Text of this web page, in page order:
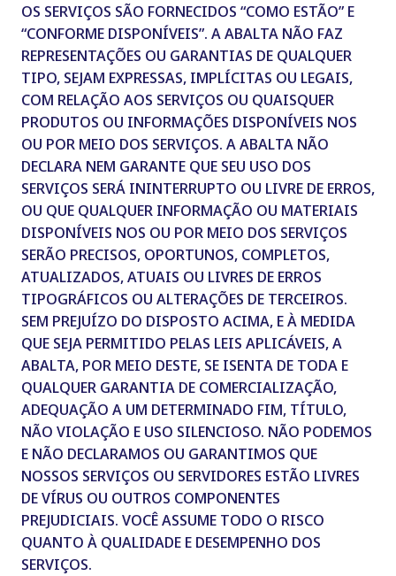
OS SERVIÇOS SÃO FORNECIDOS “COMO ESTÃO” E
“CONFORME DISPONÍVEIS”. A ABALTA NÃO FAZ
REPRESENTAÇÕES OU GARANTIAS DE QUALQUER
TIPO, SEJAM EXPRESSAS, IMPLÍCITAS OU LEGAIS,
COM RELAÇÃO AOS SERVIÇOS OU QUAISQUER
PRODUTOS OU INFORMAÇÕES DISPONÍVEIS NOS
OU POR MEIO DOS SERVIÇOS. A ABALTA NÃO
DECLARA NEM GARANTE QUE SEU USO DOS
SERVIÇOS SERÁ ININTERRUPTO OU LIVRE DE ERROS,
OU QUE QUALQUER INFORMAÇÃO OU MATERIAIS
DISPONÍVEIS NOS OU POR MEIO DOS SERVIÇOS
SERÃO PRECISOS, OPORTUNOS, COMPLETOS,
ATUALIZADOS, ATUAIS OU LIVRES DE ERROS
TIPOGRÁFICOS OU ALTERAÇÕES DE TERCEIROS.
SEM PREJUÍZO DO DISPOSTO ACIMA, E À MEDIDA
QUE SEJA PERMITIDO PELAS LEIS APLICÁVEIS, A
ABALTA, POR MEIO DESTE, SE ISENTA DE TODA E
QUALQUER GARANTIA DE COMERCIALIZAÇÃO,
ADEQUAÇÃO A UM DETERMINADO FIM, TÍTULO,
NÃO VIOLAÇÃO E USO SILENCIOSO. NÃO PODEMOS
E NÃO DECLARAMOS OU GARANTIMOS QUE
NOSSOS SERVIÇOS OU SERVIDORES ESTÃO LIVRES
DE VÍRUS OU OUTROS COMPONENTES
PREJUDICIAIS. VOCÊ ASSUME TODO O RISCO
QUANTO À QUALIDADE E DESEMPENHO DOS
SERVIÇOS.